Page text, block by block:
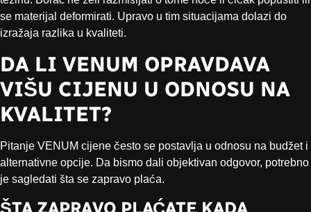
se materijal deformirati. Upravo u tim situacijama dolazi do
izražaja razlika u kvaliteti.
DA LI VENUM OPRAVDAVA
VIŠU CIJENU U ODNOSU NA
KVALITET?
Pitanje VENUM cijene često se postavlja u odnosu na budžet i
alternativne opcije. Da bismo dali objektivan odgovor, potrebno
je sagledati šta se zapravo plaća.